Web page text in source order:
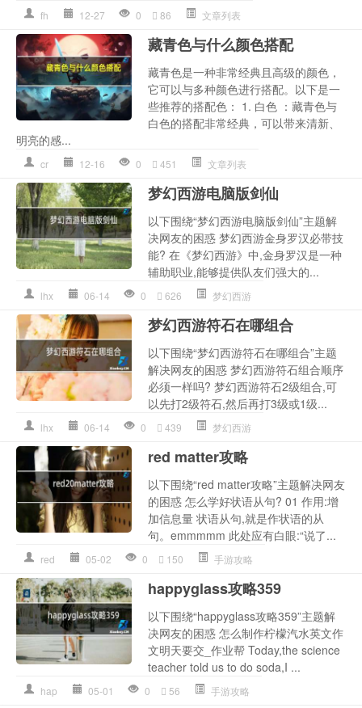
fh 12-27 0 86 文章列表
藏青色与什么颜色搭配
藏青色是一种非常经典且高级的颜色，
它可以与多种颜色进行搭配。以下是一
些推荐的搭配色： 1. 白色 ：藏青色与
白色的搭配非常经典，可以带来清新、
明亮的感...
cr 12-16 0 451 文章列表
梦幻西游电脑版剑仙
以下围绕“梦幻西游电脑版剑仙”主题解
决网友的困惑 梦幻西游金身罗汉必带技
能? 在《梦幻西游》中,金身罗汉是一种
辅助职业,能够提供队友们强大的...
lhx 06-14 0 626 梦幻西游
梦幻西游符石在哪组合
以下围绕“梦幻西游符石在哪组合”主题
解决网友的困惑 梦幻西游符石组合顺序
必须一样吗? 梦幻西游符石2级组合,可
以先打2级符石,然后再打3级或1级...
lhx 06-14 0 439 梦幻西游
red matter攻略
以下围绕“red matter攻略”主题解决网友
的困惑 怎么学好状语从句? 01 作用:增
加信息量 状语从句,就是作状语的从
句。emmmmm 此处应有白眼:“说了...
red 05-02 0 150 手游攻略
happyglass攻略359
以下围绕“happyglass攻略359”主题解
决网友的困惑 怎么制作柠檬汽水英文作
文明天要交_作业帮 Today,the science
teacher told us to do soda,I ...
hap 05-01 0 56 手游攻略